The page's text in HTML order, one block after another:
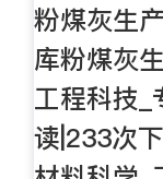
粉煤灰生
库粉煤灰
工程科技
读|233次